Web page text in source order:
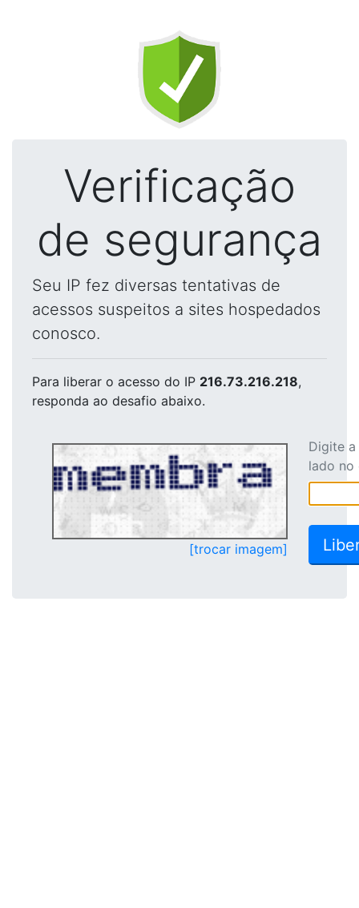
Verificação
de segurança
Seu IP fez diversas tentativas de
acessos suspeitos a sites hospedados
conosco.
Para liberar o acesso do IP 216.73.216.218,
responda ao desafio abaixo.
[trocar imagem]
Digite
lado no